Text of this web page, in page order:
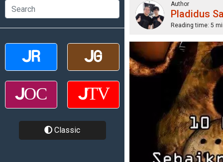
Classic
Author
Pladidus
Reading time: 5